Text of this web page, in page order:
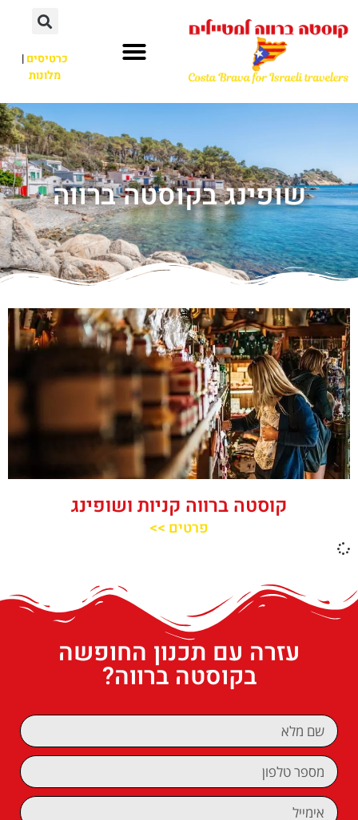
כרטיסים|
מלונות
שופינג בקוסטה ברווה
קוסטה ברווה קניות ושופינג
פרטים >>
עזרה עם תכנון החופשה
בקוסטה ברווה?